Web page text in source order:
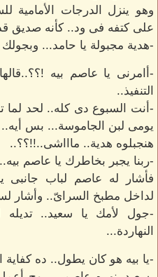
وهو ينزل الدرجات الأمامية
على كتفه فى ود.. كأنه صديق
-هدية مجبولة يا حامد...
-أامرنى يا عاصم بيه
التنفيذ..
-أنت السبوع دى كله.. لحد لما
يومى لبن الجاموسة... بس أيه..
هنجبلوه هدية.. ماااشى..!!؟؟..
-ربنا يجبر بخاطرك يا عاصم
فأشار له عاصم لباب جانبى
لداخل مطبخ السراىّ.. وأشار
-جول لأمك يا سعيد..
النهاردة...
-يا بيه هو كان يطول.. ده